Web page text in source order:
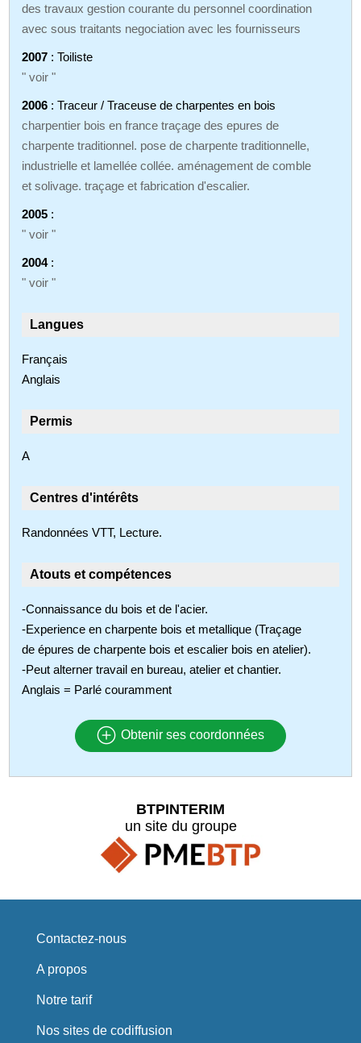
des travaux gestion courante du personnel coordination
avec sous traitants negociation avec les fournisseurs
2007 : Toiliste
" voir "
2006 : Traceur / Traceuse de charpentes en bois
charpentier bois en france traçage des epures de
charpente traditionnel. pose de charpente traditionnelle,
industrielle et lamellée collée. aménagement de comble
et solivage. traçage et fabrication d'escalier.
2005 :
" voir "
2004:
" voir "
Langues
Français
Anglais
Permis
A
Centres d'intérêts
Randonnées VTT, Lecture.
Atouts et compétences
-Connaissance du bois et de l'acier.
-Experience en charpente bois et metallique (Traçage
de épures de charpente bois et escalier bois en atelier).
-Peut alterner travail en bureau, atelier et chantier.
Anglais = Parlé couramment
Obtenir ses coordonnées
BTPINTERIM
un site du groupe
Contactez-nous
A propos
Notre tarif
Nos sites de codiffusion